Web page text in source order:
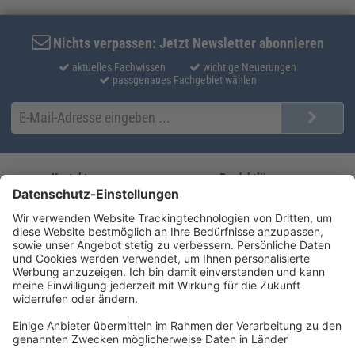
Nichts verpassen: Jetzt Newsletter abonnieren
aktuelles Fachwissen
wichtige Neuerungen
passgenaues Fachgebiet wählen
Kontakt
Sie erreichen uns unter:
(08233) 38 11 23
service@forum-verlag.com
Mo-Do 07:30 - 17:00 Uhr
Fr 07:30 - 15:00 Uhr
Produktlösungen
AKADEMIE HERKERT
Unsere Marken
Folgen Sie uns